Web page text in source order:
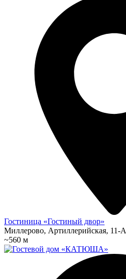
Гостиница «Гостиный двор»
Миллерово, Артиллерийская, 11-А
~560 м